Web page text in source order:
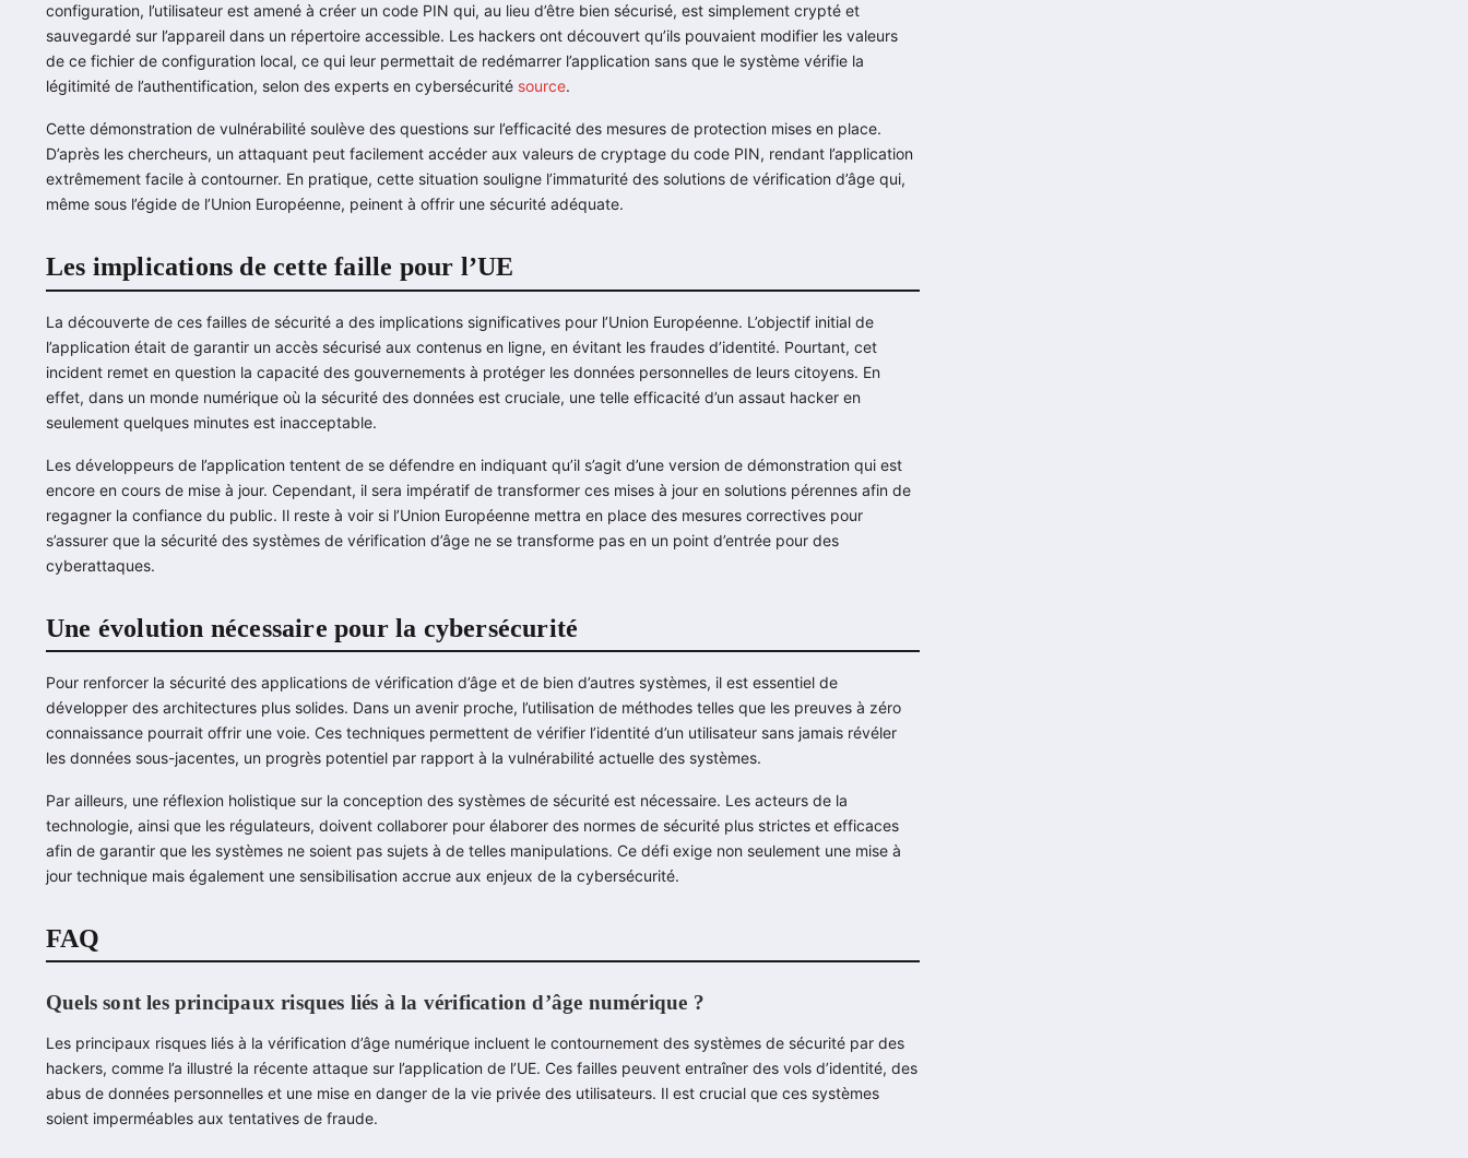
configuration, l’utilisateur est amené à créer un code PIN qui, au lieu d’être bien sécurisé, est simplement crypté et
sauvegardé sur l’appareil dans un répertoire accessible. Les hackers ont découvert qu’ils pouvaient modifier les valeurs
de ce fichier de configuration local, ce qui leur permettait de redémarrer l’application sans que le système vérifie la
légitimité de l’authentification, selon des experts en cybersécurité source.
Cette démonstration de vulnérabilité soulève des questions sur l’efficacité des mesures de protection mises en place.
D’après les chercheurs, un attaquant peut facilement accéder aux valeurs de cryptage du code PIN, rendant l’application
extrêmement facile à contourner. En pratique, cette situation souligne l’immaturité des solutions de vérification d’âge qui,
même sous l’égide de l’Union Européenne, peinent à offrir une sécurité adéquate.
Les implications de cette faille pour l’UE
La découverte de ces failles de sécurité a des implications significatives pour l’Union Européenne. L’objectif initial de
l’application était de garantir un accès sécurisé aux contenus en ligne, en évitant les fraudes d’identité. Pourtant, cet
incident remet en question la capacité des gouvernements à protéger les données personnelles de leurs citoyens. En
effet, dans un monde numérique où la sécurité des données est cruciale, une telle efficacité d’un assaut hacker en
seulement quelques minutes est inacceptable.
Les développeurs de l’application tentent de se défendre en indiquant qu’il s’agit d’une version de démonstration qui est
encore en cours de mise à jour. Cependant, il sera impératif de transformer ces mises à jour en solutions pérennes afin de
regagner la confiance du public. Il reste à voir si l’Union Européenne mettra en place des mesures correctives pour
s’assurer que la sécurité des systèmes de vérification d’âge ne se transforme pas en un point d’entrée pour des
cyberattaques.
Une évolution nécessaire pour la cybersécurité
Pour renforcer la sécurité des applications de vérification d’âge et de bien d’autres systèmes, il est essentiel de
développer des architectures plus solides. Dans un avenir proche, l’utilisation de méthodes telles que les preuves à zéro
connaissance pourrait offrir une voie. Ces techniques permettent de vérifier l’identité d’un utilisateur sans jamais révéler
les données sous-jacentes, un progrès potentiel par rapport à la vulnérabilité actuelle des systèmes.
Par ailleurs, une réflexion holistique sur la conception des systèmes de sécurité est nécessaire. Les acteurs de la
technologie, ainsi que les régulateurs, doivent collaborer pour élaborer des normes de sécurité plus strictes et efficaces
afin de garantir que les systèmes ne soient pas sujets à de telles manipulations. Ce défi exige non seulement une mise à
jour technique mais également une sensibilisation accrue aux enjeux de la cybersécurité.
FAQ
Quels sont les principaux risques liés à la vérification d’âge numérique ?
Les principaux risques liés à la vérification d’âge numérique incluent le contournement des systèmes de sécurité par des
hackers, comme l’a illustré la récente attaque sur l’application de l’UE. Ces failles peuvent entraîner des vols d’identité, des
abus de données personnelles et une mise en danger de la vie privée des utilisateurs. Il est crucial que ces systèmes
soient imperméables aux tentatives de fraude.